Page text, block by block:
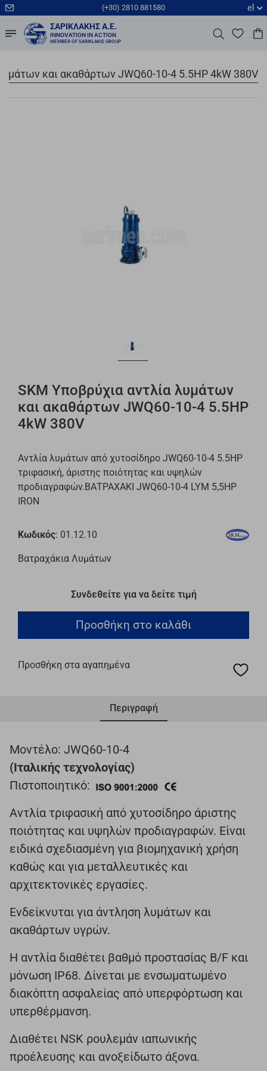
(+30) 2810 881580 el
ΣΑΡΙΚΛΆΚΗΣ Α.Ε.
INNOVATION IN ACTION
MEMBER OF SARIKLAKIS GROUP
και ακαθάρτων JWQ60-10-4 5.5HP 4kW 380V
SKM Υποβρύχια αντλία λυμάτων
και ακαθάρτων JWQ60-10-4 5.5HP
4kW 380V
Αντλία λυμάτων από χυτοσίδηρο JWQ60-10-4 5.5HP
τριφασική, άριστης ποιότητας και υψηλών
προδιαγραφών.ΒΑΤΡΑΧΑΚΙ JWQ60-10-4 LYM 5,5ΗΡ
IRON
Κωδικός: 01.12.10
Βατραχάκια Λυμάτων
Συνδεθείτε για να δείτε τιμή
Προσθήκη στο καλάθι
Προσθήκη στα αγαπημένα
Περιγραφή
Μοντέλο: JWQ60-10-4
(Ιταλικής τεχνολογίας)
Πιστοποιητικό:
Αντλία τριφασική από χυτοσίδηρο άριστης
ποιότητας και υψηλών προδιαγραφών. Είναι
ειδικά σχεδιασμένη για βιομηχανική χρήση
καθώς και για μεταλλευτικές και
αρχιτεκτονικές εργασίες.
Ενδείκνυται για άντληση λυμάτων και
ακαθάρτων υγρών.
Η αντλία διαθέτει βαθμό προστασίας Β/F και
μόνωση ΙΡ68. Δίνεται με ενσωματωμένο
διακόπτη ασφαλείας από υπερφόρτωση και
υπερθέρμανση.
Διαθέτει NSK ρουλεμάν ιαπωνικής
προέλευσης και ανοξείδωτο άξονα.